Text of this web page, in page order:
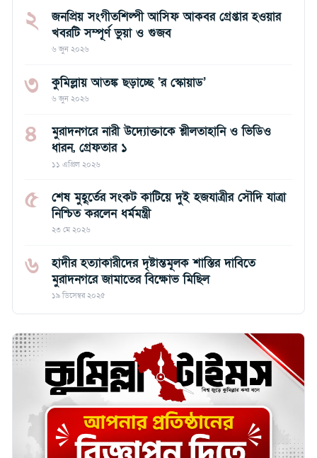
২
জনপ্রিয় সংগীতশিল্পী আসিফ আকবর গ্রেপ্তার হওয়ার
খবরটি সম্পূর্ণ ভুয়া ও গুজব
৬ জুন ২০২৬
৩ কুমিল্লায় আতঙ্ক ছড়াচ্ছে ‘র স্কোয়াড’
৬ জুন ২০২৬
৪
মুরাদনগরে নারী উদ্যোক্তাকে শ্লীলতাহানি ও ভিডিও
ধারন, গ্রেফতার ১
১১ এপ্রিল ২০২৬
৫
শেষ মুহূর্তের সংকট কাটিয়ে দুই হজযাত্রীর সৌদি যাত্রা
নিশ্চিত করলেন ধর্মমন্ত্রী
২৩ মে ২০২৬
৬
হাদীর হত্যাকারীদের দৃষ্টান্তমূলক শাস্তির দাবিতে
মুরাদনগরে জামাতের বিক্ষোভ মিছিল
১৯ ডিসেম্বর ২০২৫